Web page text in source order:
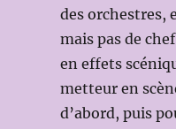
des orchestres,
mais pas de
en effets
metteur en
d’abord, puis